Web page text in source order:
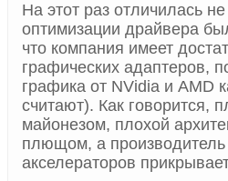
На этот раз отличилась
оптимизации драйвера
что компания имеет
графических адаптеров,
графика от NVidia и AMD
считают). Как говорится,
майонезом, плохой
плющом, а производитель
акселераторов